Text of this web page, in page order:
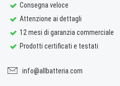
Consegna veloce
Attenzione ai dettagli
12 mesi di garanzia commerciale
Prodotti certificati e testati
info@allbatteria.com